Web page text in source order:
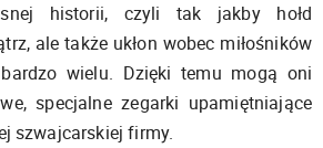
historii, czyli tak jakby hołd
ale także ukłon wobec miłośników
wielu. Dzięki temu mogą oni
specjalne zegarki upamiętniające
szwajcarskiej firmy.